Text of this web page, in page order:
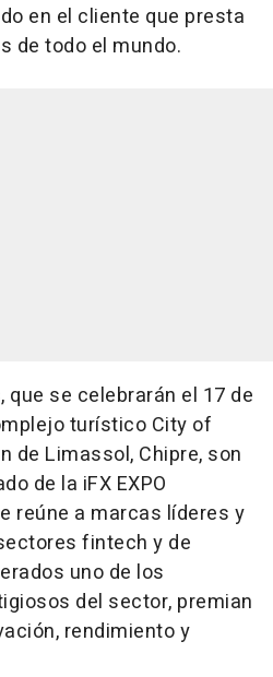
en el cliente que presta
de todo el mundo.
que se celebrarán el 17 de
turístico City of
de Limassol, Chipre, son
de la iFX EXPO
reúne a marcas líderes y
fintech y de
uno de los
del sector, premian
rendimiento y